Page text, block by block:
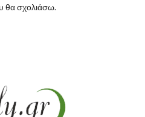
θα σχολιάσω.